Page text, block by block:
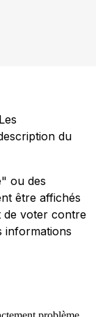
du
ou des
être affichés
de voter contre
informations